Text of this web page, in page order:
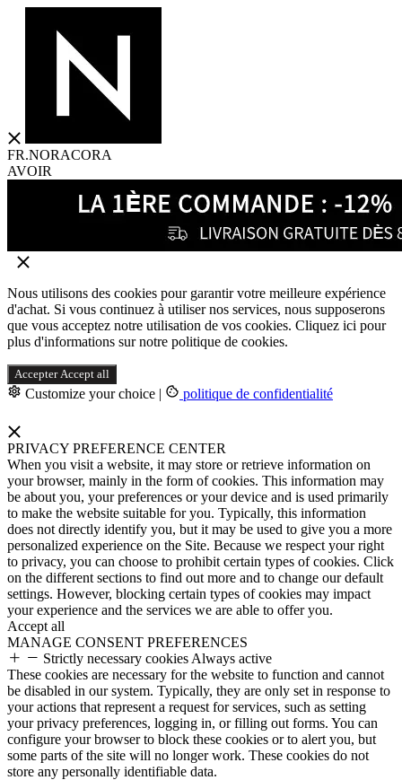
FR.NORACORA
AVOIR
Nous utilisons des cookies pour garantir votre meilleure expérience
d'achat. Si vous continuez à utiliser nos services, nous supposerons
que vous acceptez notre utilisation de vos cookies. Cliquez ici pour
plus d'informations sur notre politique de cookies.
Accepter Accept all
Customize your choice | politique de confidentialité
PRIVACY PREFERENCE CENTER
When you visit a website, it may store or retrieve information on
your browser, mainly in the form of cookies. This information may
be about you, your preferences or your device and is used primarily
to make the website suitable for you. Typically, this information
does not directly identify you, but it may be used to give you a more
personalized experience on the Site. Because we respect your right
to privacy, you can choose to prohibit certain types of cookies. Click
on the different sections to find out more and to change our default
settings. However, blocking certain types of cookies may impact
your experience and the services we are able to offer you.
Accept all
MANAGE CONSENT PREFERENCES
Strictly necessary cookies Always active
These cookies are necessary for the website to function and cannot
be disabled in our system. Typically, they are only set in response to
your actions that represent a request for services, such as setting
your privacy preferences, logging in, or filling out forms. You can
configure your browser to block these cookies or to alert you, but
some parts of the site will no longer work. These cookies do not
store any personally identifiable data.